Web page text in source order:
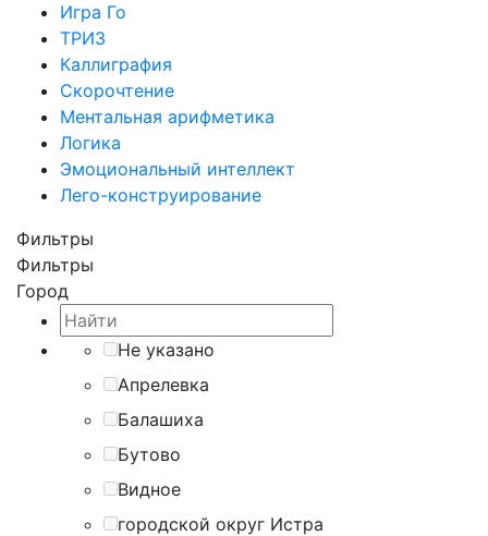
Игра Го
ТРИЗ
Каллиграфия
Скорочтение
Ментальная арифметика
Логика
Эмоциональный интеллект
Лего-конструирование
Фильтры
Фильтры
Город
Не указано
Апрелевка
Балашиха
Бутово
Видное
городской округ Истра